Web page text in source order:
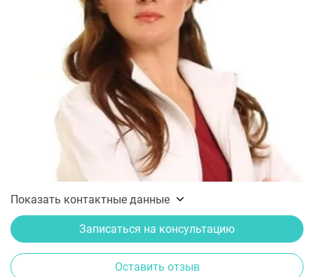
Показать контактные данные
Записаться на консультацию
Оставить отзыв